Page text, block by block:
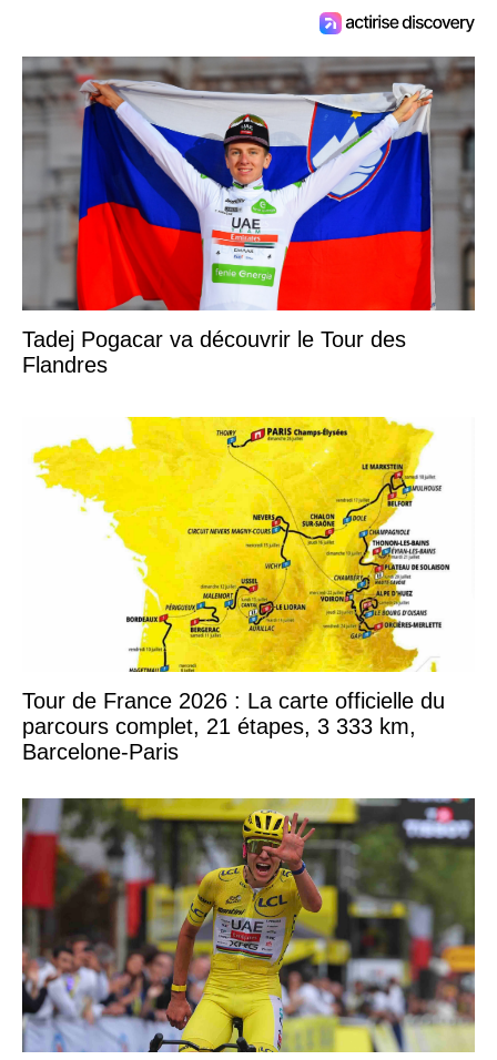
Tadej Pogacar va découvrir le Tour des
Flandres
Tour de France 2026 : La carte officielle du
parcours complet, 21 étapes, 3 333 km,
Barcelone-Paris